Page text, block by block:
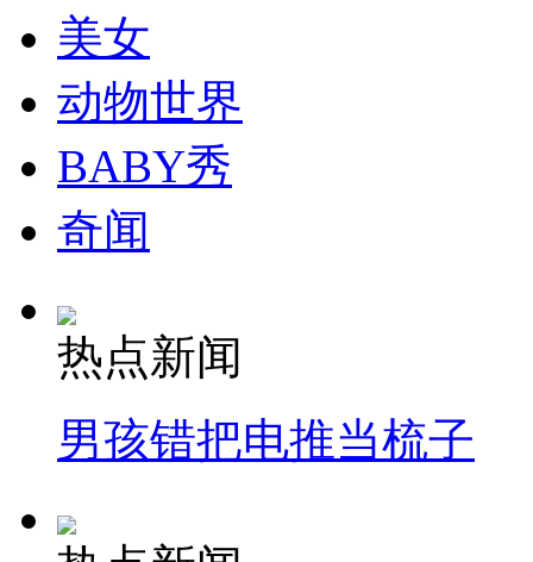
美女
动物世界
BABY秀
奇闻
热点新闻
男孩错把电推当梳子